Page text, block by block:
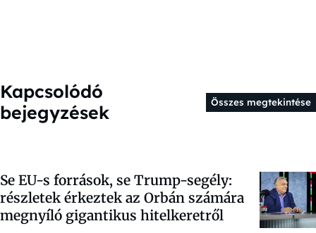
Kapcsolódó
bejegyzések
Összes megtekintése
Se EU-s források, se Trump-segély:
részletek érkeztek az Orbán számára
megnyíló gigantikus hitelkeretről